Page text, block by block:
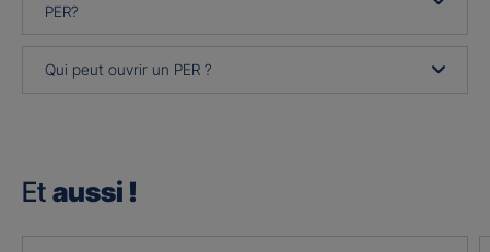
PER?
Qui peut ouvrir un PER ?
Et aussi !